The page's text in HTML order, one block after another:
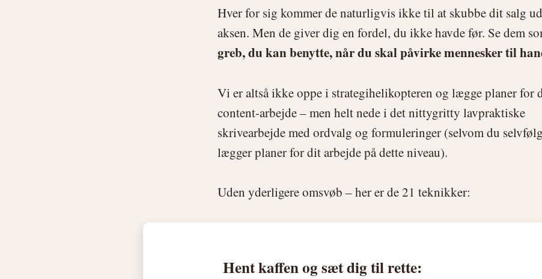
Hver for sig kommer de naturligvis ikke til at skubbe dit salg
aksen. Men de giver dig en fordel, du ikke havde før. Se dem
greb, du kan benytte, når du skal påvirke mennesker til
Vi er altså ikke oppe i strategihelikopteren og lægge planer for
content-arbejde – men helt nede i det nittygritty lavpraktiske
skrivearbejde med ordvalg og formuleringer (selvom du
lægger planer for dit arbejde på dette niveau).
Uden yderligere omsvøb – her er de 21 teknikker:
Hent kaffen og sæt dig til rette: